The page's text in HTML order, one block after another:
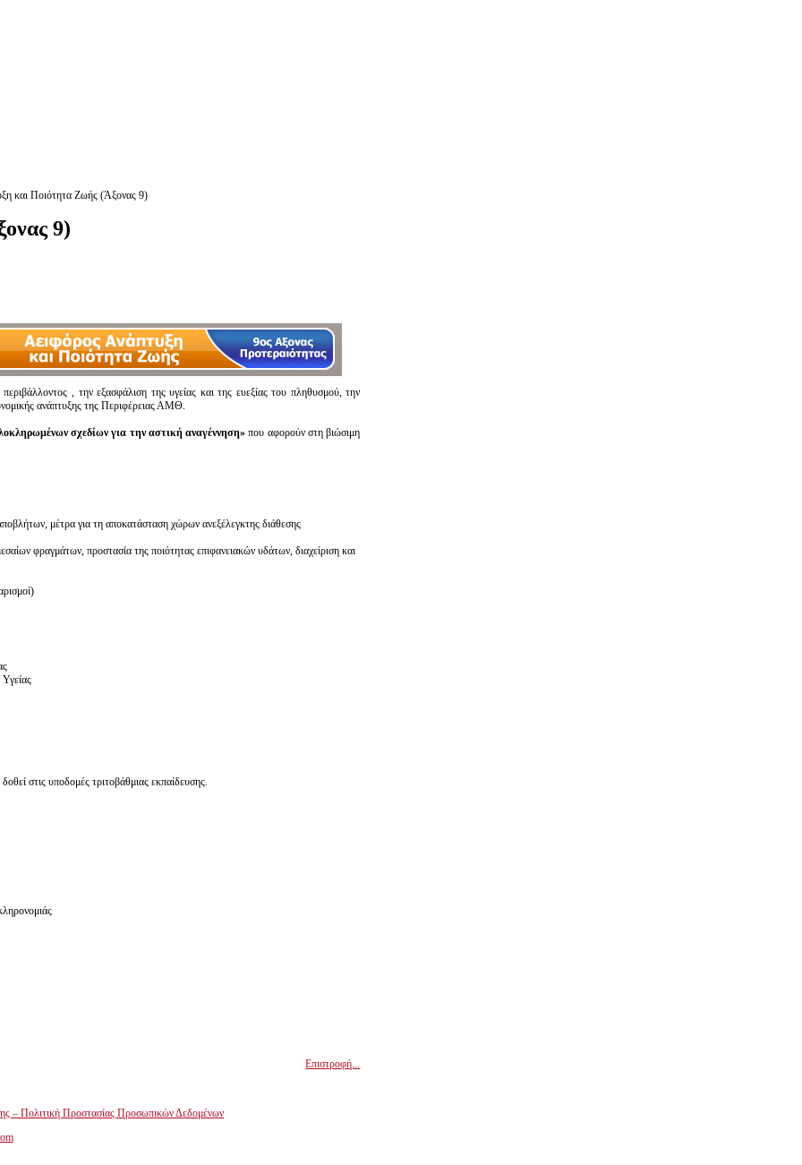
και Ποιότητα Ζωής (Άξονας 9)
9)
, την εξασφάλιση της υγείας και της ευεξίας του πληθυσμού, την
ανάπτυξης της Περιφέρειας ΑΜΘ.
σχεδίων για την αστική αναγέννηση»που αφορούν στη βιώσιμη
μέτρα για τη αποκατάσταση χώρων ανεξέλεγκτης διάθεσης
φραγμάτων, προστασία της ποιότητας επιφανειακών υδάτων, διαχείριση και
στις υποδομές τριτοβάθμιας εκπαίδευσης.
Επιστροφή...
– Πολιτική Προστασίας Προσωπικών Δεδομένων